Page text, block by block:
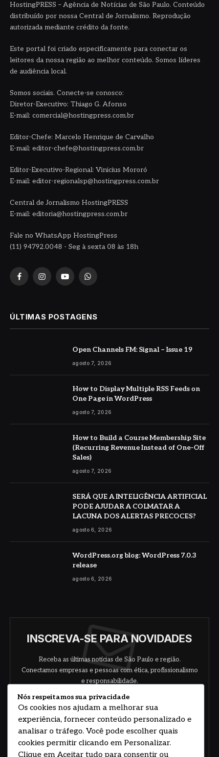
HostingPRESS – Agência de Notícias de São Paulo. Conteúdo
distribuído por nossa Central de Jornalismo. Reprodução
autorizada mediante crédito da fonte.
Este portal foi criado especificamente para conectar os
leitores da nossa região ao melhor conteúdo. Somos líderes
de audiência local.
Somos sociais. Conecte-se conosco:
Diretor-Executivo: Thiago G. Afonso
E-mail: comercial@hostingpress.com.br
Editor-Chefe: Marcelo Henrique de Carvalho
E-mail: editor-chefe@hostingpress.com.br
Editor-Executivo-Regional: Vinicius Mororó
E-mail: editor-regionalsp@hostingpress.com.br
Central de Jornalismo HostingPRESS
E-mail: editoria@hostingpress.com.br
Fale no WhatsApp HostingPress
(11) 94792.0048 - Seg à sexta 08 às 18h
FacebookInstagramYouTubeWhatsApp
ÚLTIMAS POSTAGENS
Open Channels FM: Signal – Issue 19
agosto 7, 2026
How to Display Multiple RSS Feeds on
One Page in WordPress
agosto 7, 2026
How to Build a Course Membership Site
(Recurring Revenue Instead of One-Off
Sales)
agosto 7, 2026
SERÁ QUE A INTELIGÊNCIA ARTIFICIAL
PODE AJUDAR A COLMATAR A
LACUNA DOS ALERTAS PRECOCES?
agosto 6, 2026
WordPress.org blog: WordPress 7.0.3
release
agosto 6, 2026
INSCREVA-SE PARA NOVIDADES
Receba as últimas notícias de São Paulo e região.
Conectamos empresas e pessoas com ética, profissionalismo
e responsabilidade.
Nós respeitamos sua privacidade
Os cookies nos ajudam a melhorar sua
experiência, fornecer conteúdo personalizado e
analisar o tráfego. Você pode escolher quais
cookies permitir clicando em Personalizar.
Clique em Aceitar tudo para consentir ou